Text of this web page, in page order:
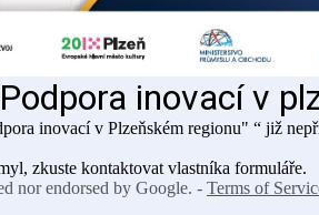
inovací v
inovací v Plzeňském regionu" “ již
zkuste kontaktovat vlastníka formuláře.
nor endorsed by Google. - Terms of